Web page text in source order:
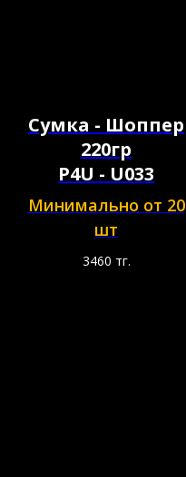
Сумка - Шоппер
220гр
P4U - U033
Минимально от 20
шт
3460 тг.